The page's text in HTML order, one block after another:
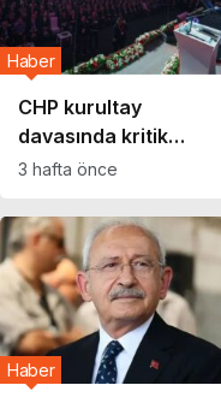
CHP kurultay
davasında kritik
gelişme: Butlan kararı
Yargıtay’da
Haber
3 hafta önce
Haber